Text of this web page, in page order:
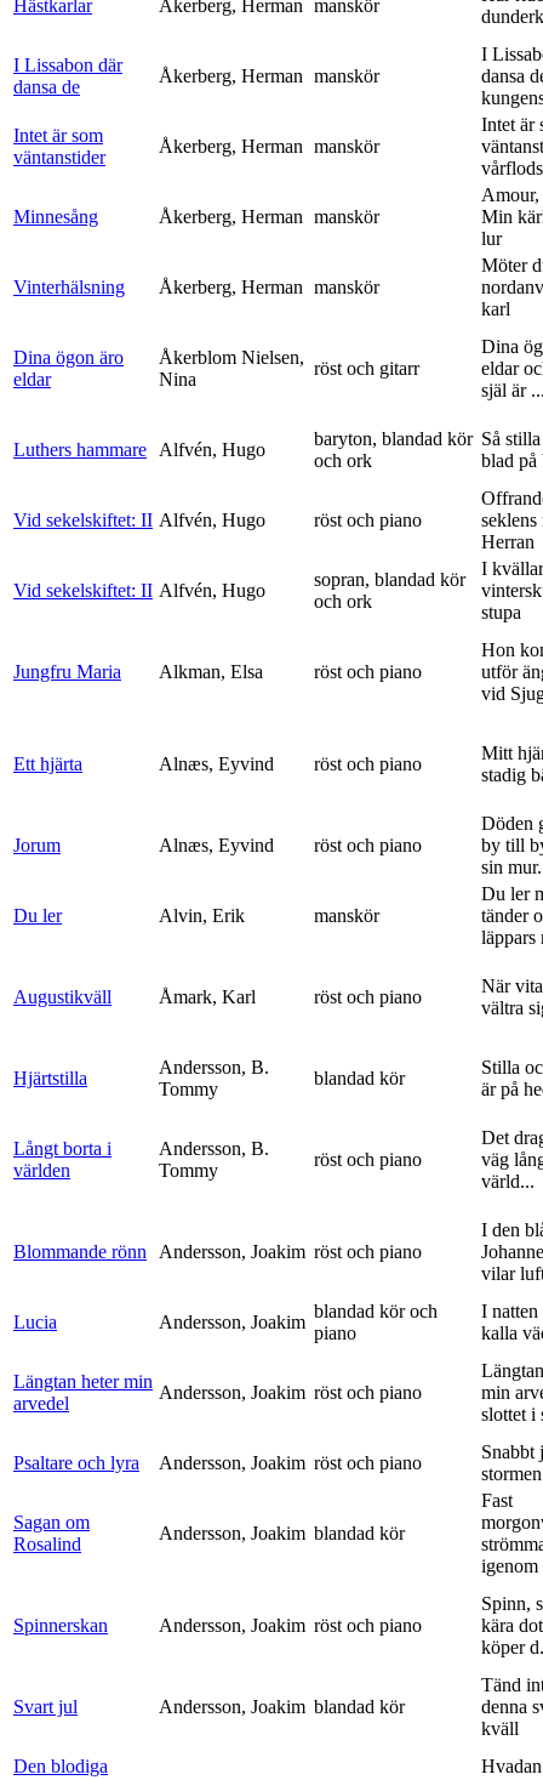
Hästkarlar Åkerberg, Herman manskör
I Lissabon där
dansa de
Åkerberg, Herman manskör
I
dansa
Intet är som
väntanstider
Åkerberg, Herman manskör
Intet är
Minnesång Åkerberg, Herman manskör
Min
lur
Vinterhälsning Åkerberg, Herman manskör
Möter
karl
Dina ögon äro
eldar
Åkerblom Nielsen,
Nina
röst och gitarr
Dina
eldar
själ är
Luthers hammare Alfvén, Hugo
baryton, blandad kör
och ork
Så
blad på
Vid sekelskiftet: II Alfvén, Hugo röst och piano
Herran
Vid sekelskiftet: II Alfvén, Hugo
sopran, blandad kör
och ork
I
stupa
Jungfru Maria Alkman, Elsa röst och piano
Hon
utför
vid
Ett hjärta Alnæs, Eyvind röst och piano
Mitt
stadig
Jorum Alnæs, Eyvind röst och piano
Döden
by till
sin
Du ler Alvin, Erik manskör
Du ler
tänder
läppars
Augustikväll Åmark, Karl röst och piano
När
vältra
Hjärtstilla
Andersson, B.
Tommy
blandad kör
Stilla
är på
Långt borta i
världen
Andersson, B.
Tommy
röst och piano
Det
väg
värld...
Blommande rönn Andersson, Joakim röst och piano
I den
vilar
Lucia Andersson, Joakim
blandad kör och
piano
I natten
kalla
Längtan heter min
arvedel
Andersson, Joakim röst och piano
min
slottet i
Psaltare och lyra Andersson, Joakim röst och piano
Snabbt
Sagan om
Rosalind
Andersson, Joakim blandad kör
Fast
igenom
Spinnerskan Andersson, Joakim röst och piano
Spinn,
kära
köper
Svart jul Andersson, Joakim blandad kör
Tänd
denna
kväll
Den blodiga
Hvadan